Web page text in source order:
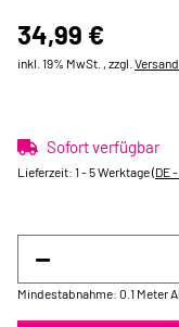
34,99 €
inkl. 19% MwSt. , zzgl. Versand
Sofort verfügbar
Lieferzeit: 1 - 5 Werktage(DE
Mindestabnahme: 0.1 Meter